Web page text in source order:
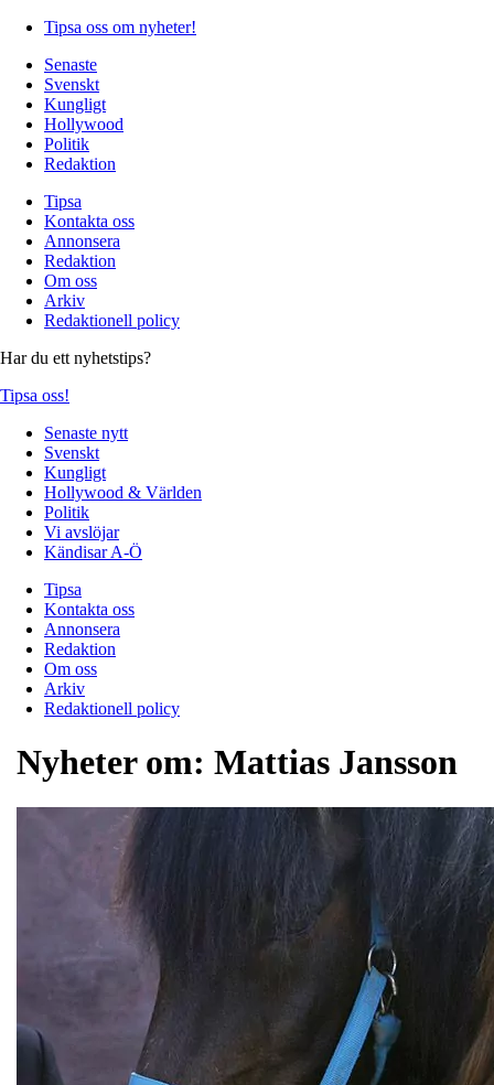
Tipsa oss om nyheter!
Senaste
Svenskt
Kungligt
Hollywood
Politik
Redaktion
Tipsa
Kontakta oss
Annonsera
Redaktion
Om oss
Arkiv
Redaktionell policy
Har du ett nyhetstips?
Tipsa oss!
Senaste nytt
Svenskt
Kungligt
Hollywood & Världen
Politik
Vi avslöjar
Kändisar A-Ö
Tipsa
Kontakta oss
Annonsera
Redaktion
Om oss
Arkiv
Redaktionell policy
Nyheter om: Mattias Jansson